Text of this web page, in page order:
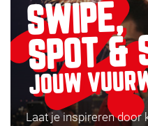
SWIPE,
SPOT &
JOUW
Laat je inspireren door